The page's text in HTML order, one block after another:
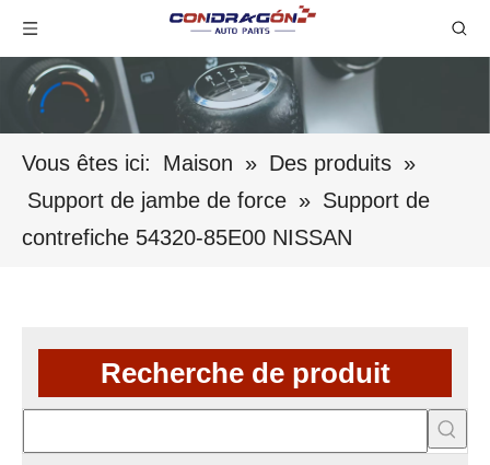
Vous êtes ici: Maison » Des produits »
Support de jambe de force » Support de
contrefiche 54320-85E00 NISSAN
Recherche de produit